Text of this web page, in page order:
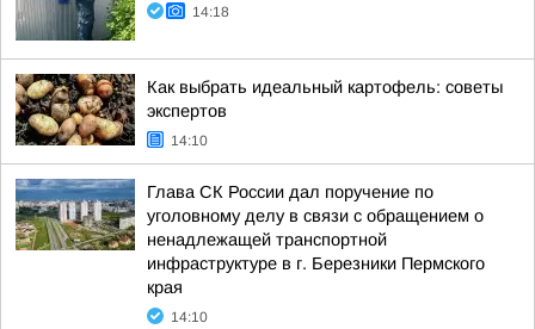
14:18
Как выбрать идеальный картофель: советы
экспертов
14:10
Глава СК России дал поручение по
уголовному делу в связи с обращением о
ненадлежащей транспортной
инфраструктуре в г. Березники Пермского
края
14:10